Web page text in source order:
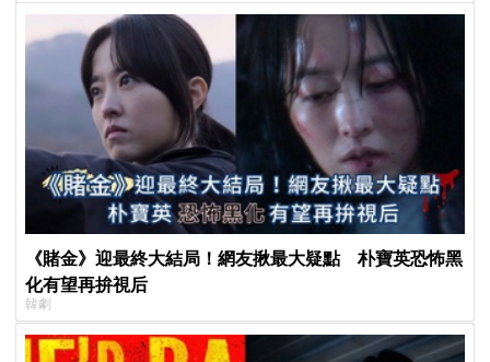
《賭金》迎最終大結局！網友揪最大疑點 朴寶英恐怖黑
化有望再拚視后
韓劇